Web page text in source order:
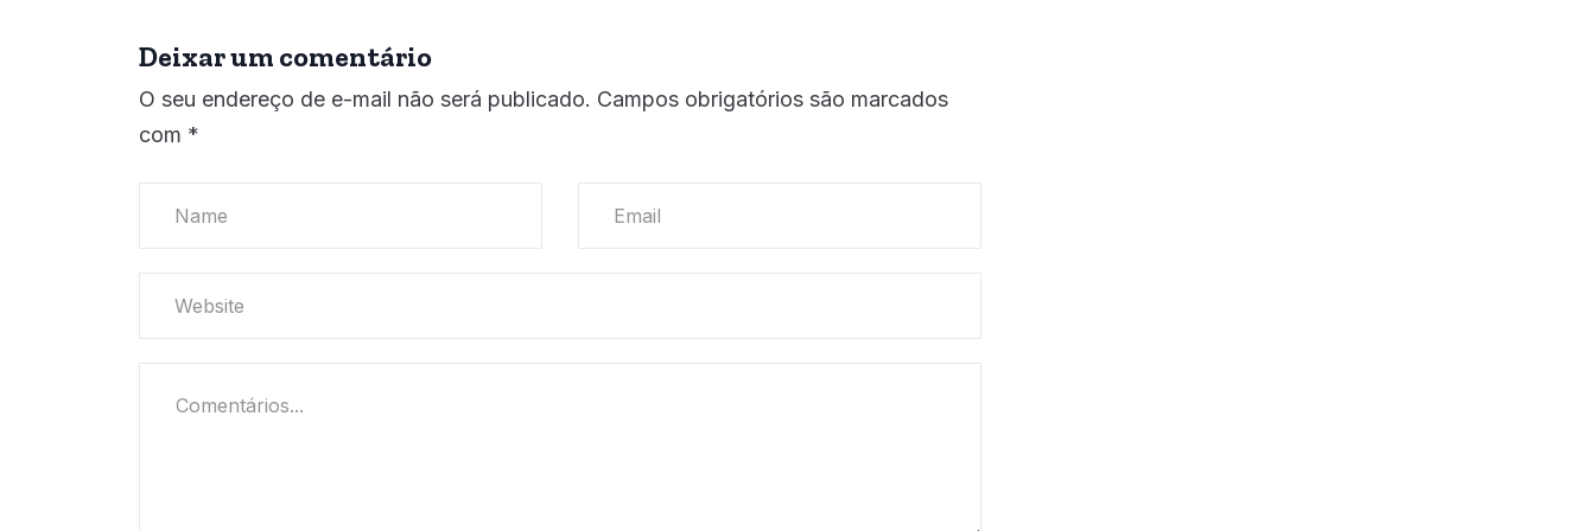
Deixar um comentário
O seu endereço de e-mail não será publicado. Campos obrigatórios são marcados
com *